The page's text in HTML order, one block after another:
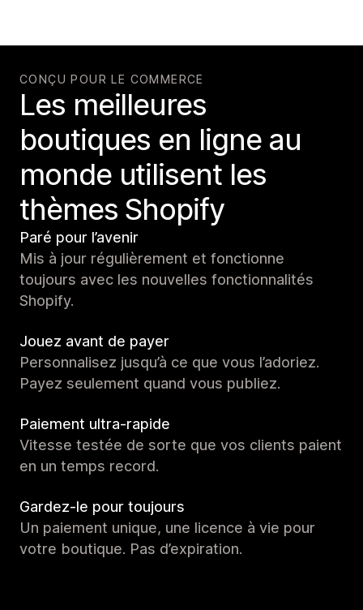
CONÇU POUR LE COMMERCE
Les meilleures
boutiques en ligne au
monde utilisent les
thèmes Shopify
Paré pour l’avenir
Mis à jour régulièrement et fonctionne
toujours avec les nouvelles fonctionnalités
Shopify.
Jouez avant de payer
Personnalisez jusqu’à ce que vous l’adoriez.
Payez seulement quand vous publiez.
Paiement ultra-rapide
Vitesse testée de sorte que vos clients paient
en un temps record.
Gardez-le pour toujours
Un paiement unique, une licence à vie pour
votre boutique. Pas d’expiration.